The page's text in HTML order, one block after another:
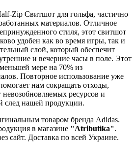
Zip Свитшот для гольфа, частично
материалов. Отличное
стиля, этот свитшот
удобен как во время игры, так и
слой, который обеспечит
и вечерние часы в поле. Этот
мере на 70% из
Повторное использование уже
нам сокращать отходы,
невозобновляемых ресурсов и
след нашей продукции.
товаром бренда Adidas.
в магазине "Atributika".
сайт. Доставка по всей Украине.